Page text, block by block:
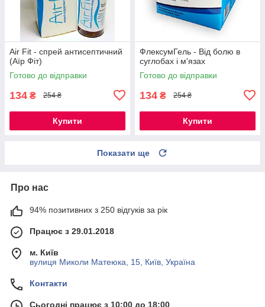
Air Fit - спрей антисептичний
(Аїр Фіт)
Готово до відправки
134 ₴ 254 ₴
Купити
ФлексумГель - Від болю в
суглобах і м'язах
Готово до відправки
134 ₴ 254 ₴
Купити
Показати ще
Про нас
94% позитивних з 250 відгуків за рік
Працює з 29.01.2018
м. Київ
вулиця Миколи Матеюка, 15, Київ, Україна
Контакти
Сьогодні працює з 10:00 до 18:00